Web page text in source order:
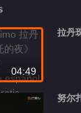
04:49
拉丹
努尔